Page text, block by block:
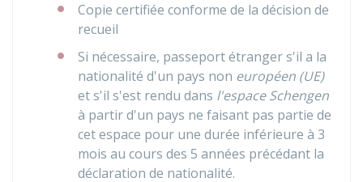
Copie certifiée conforme de la décision de
recueil
Si nécessaire, passeport étranger s'il a la
nationalité d'un pays non européen (UE)
et s'il s'est rendu dans l'espace Schengen
à partir d'un pays ne faisant pas partie de
cet espace pour une durée inférieure à 3
mois au cours des 5 années précédant la
déclaration de nationalité.